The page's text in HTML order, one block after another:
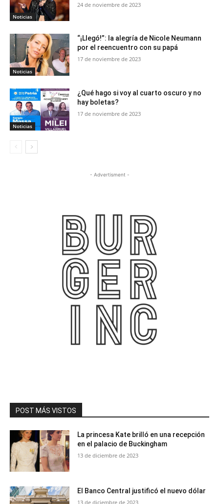
Noticias
24 de noviembre de 2023
Noticias
“¡Llegó!”: la alegría de Nicole Neumann
por el reencuentro con su papá
17 de noviembre de 2023
Noticias
¿Qué hago si voy al cuarto oscuro y no
hay boletas?
17 de noviembre de 2023
- Advertisment -
POST MÁS VISTOS
La princesa Kate brilló en una recepción
en el palacio de Buckingham
13 de diciembre de 2023
El Banco Central justificó el nuevo dólar
13 de diciembre de 2023